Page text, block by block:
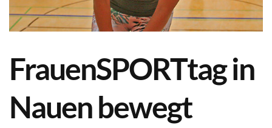
FrauenSPORTtag in
Nauen bewegt